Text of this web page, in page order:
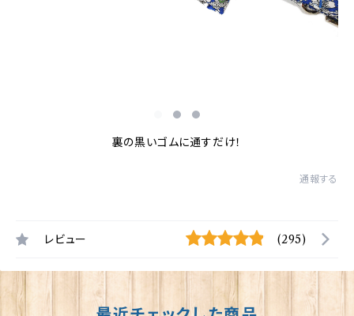
裏の黒いゴムに通すだけ！
通報する
レビュー (295)